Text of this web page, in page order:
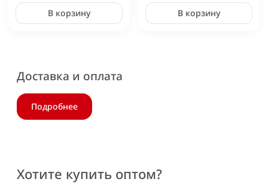
В корзину В корзину
Доставка и оплата
Подробнее
Хотите купить оптом?